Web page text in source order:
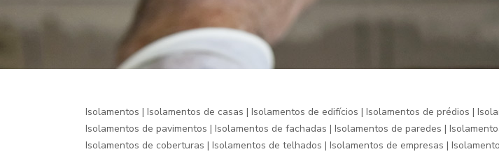
Isolamentos | Isolamentos de casas | Isolamentos de edifícios | Isolamentos de prédios |
Isolamentos de pavimentos | Isolamentos de fachadas | Isolamentos de paredes |
Isolamentos de coberturas | Isolamentos de telhados | Isolamentos de empresas |